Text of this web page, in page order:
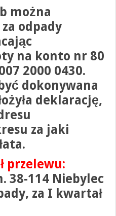
można
za odpady
na konto nr 80
2000 0430.
dokonywana
deklarację,
za jaki
przelewu:
38-114 Niebylec
za I kwartał